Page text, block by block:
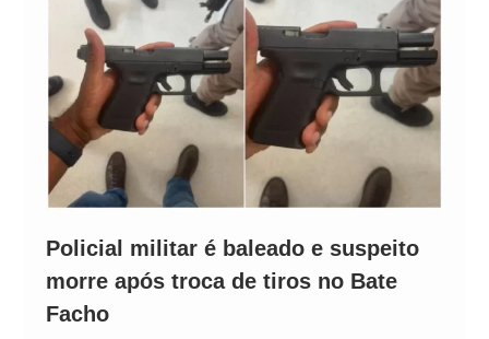
Policial militar é baleado e suspeito
morre após troca de tiros no Bate
Facho